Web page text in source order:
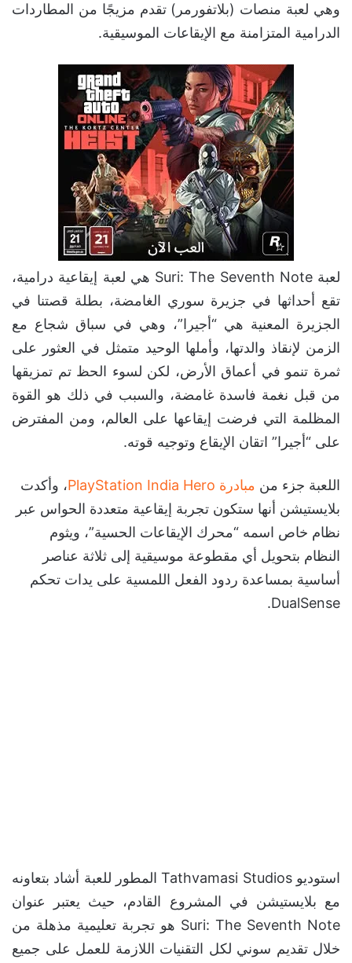
وهي لعبة منصات (بلاتفورمر) تقدم مزيجًا من المطاردات
الدرامية المتزامنة مع الإيقاعات الموسيقية.
لعبة Suri: The Seventh Note هي لعبة إيقاعية درامية،
تقع أحداثها في جزيرة سوري الغامضة، بطلة قصتنا في
الجزيرة المعنية هي “أجيرا”، وهي في سباق شجاع مع
الزمن لإنقاذ والدتها، وأملها الوحيد متمثل في العثور على
ثمرة تنمو في أعماق الأرض، لكن لسوء الحظ تم تمزيقها
من قبل نغمة فاسدة غامضة، والسبب في ذلك هو القوة
المظلمة التي فرضت إيقاعها على العالم، ومن المفترض
على “أجيرا” اتقان الإيقاع وتوجيه قوته.
اللعبة جزء من مبادرة PlayStation India Hero
، وأكدت
بلايستيشن أنها ستكون تجربة إيقاعية متعددة الحواس عبر
نظام خاص اسمه “محرك الإيقاعات الحسية”، ويثوم
النظام بتحويل أي مقطوعة موسيقية إلى ثلاثة عناصر
أساسية بمساعدة ردود الفعل اللمسية على يدات تحكم
DualSense.
استوديو Tathvamasi Studios المطور للعبة أشاد بتعاونه
مع بلايستيشن في المشروع القادم، حيث يعتبر عنوان
Suri: The Seventh Note هو تجربة تعليمية مذهلة من
خلال تقديم سوني لكل التقنيات اللازمة للعمل على جميع